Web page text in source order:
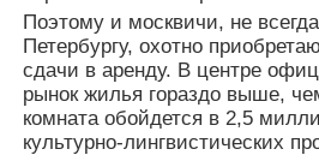
Поэтому и москвичи, не
Петербургу, охотно
сдачи в аренду. В центре
рынок жилья гораздо выше,
комната обойдется в 2,5
культурно-лингвистических